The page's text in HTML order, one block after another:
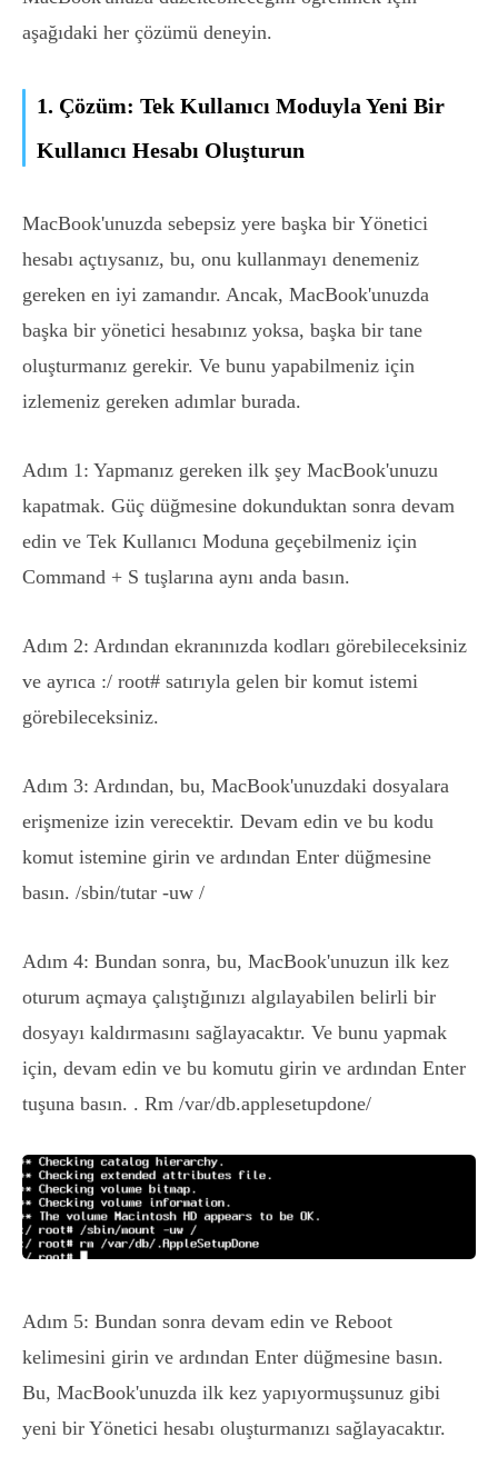
aşağıdaki her çözümü deneyin.
1. Çözüm: Tek Kullanıcı Moduyla Yeni Bir
Kullanıcı Hesabı Oluşturun
MacBook'unuzda sebepsiz yere başka bir Yönetici
hesabı açtıysanız, bu, onu kullanmayı denemeniz
gereken en iyi zamandır. Ancak, MacBook'unuzda
başka bir yönetici hesabınız yoksa, başka bir tane
oluşturmanız gerekir. Ve bunu yapabilmeniz için
izlemeniz gereken adımlar burada.
Adım 1: Yapmanız gereken ilk şey MacBook'unuzu
kapatmak. Güç düğmesine dokunduktan sonra devam
edin ve Tek Kullanıcı Moduna geçebilmeniz için
Command + S tuşlarına aynı anda basın.
Adım 2: Ardından ekranınızda kodları görebileceksiniz
ve ayrıca :/ root# satırıyla gelen bir komut istemi
görebileceksiniz.
Adım 3: Ardından, bu, MacBook'unuzdaki dosyalara
erişmenize izin verecektir. Devam edin ve bu kodu
komut istemine girin ve ardından Enter düğmesine
basın. /sbin/tutar -uw /
Adım 4: Bundan sonra, bu, MacBook'unuzun ilk kez
oturum açmaya çalıştığınızı algılayabilen belirli bir
dosyayı kaldırmasını sağlayacaktır. Ve bunu yapmak
için, devam edin ve bu komutu girin ve ardından Enter
tuşuna basın. . Rm /var/db.applesetupdone/
Adım 5: Bundan sonra devam edin ve Reboot
kelimesini girin ve ardından Enter düğmesine basın.
Bu, MacBook'unuzda ilk kez yapıyormuşsunuz gibi
yeni bir Yönetici hesabı oluşturmanızı sağlayacaktır.